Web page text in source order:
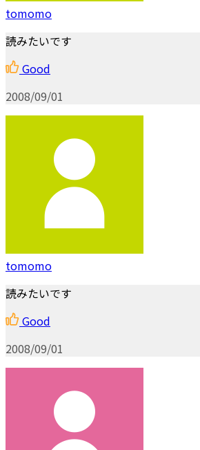
tomomo
読みたいです
Good
2008/09/01
tomomo
読みたいです
Good
2008/09/01